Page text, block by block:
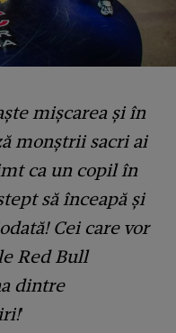
mișcarea și în
monștrii sacri ai
ca un copil în
să înceapă și
Cei care vor
Red Bull
dintre
'